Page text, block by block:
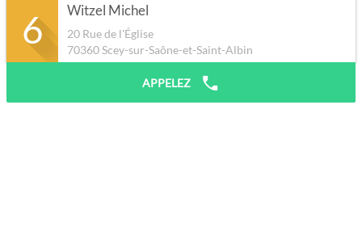
6 Witzel Michel
20 Rue de l'Église
70360Scey-sur-Saône-et-Saint-Albin
APPELEZ